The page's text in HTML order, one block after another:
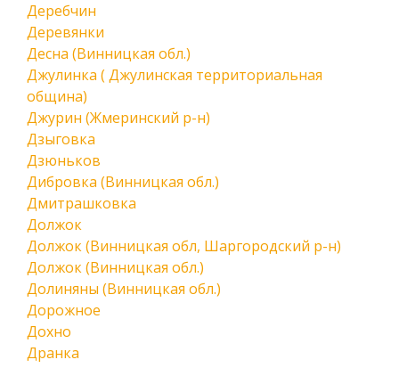
Деребчин
Деревянки
Десна (Винницкая обл.)
Джулинка ( Джулинская территориальная
община)
Джурин (Жмеринский р-н)
Дзыговка
Дзюньков
Дибровка (Винницкая обл.)
Дмитрашковка
Должок
Должок (Винницкая обл, Шаргородский р-н)
Должок (Винницкая обл.)
Долиняны (Винницкая обл.)
Дорожное
Дохно
Дранка